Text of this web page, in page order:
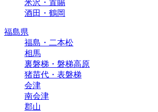
米沢・置賜
酒田・鶴岡
福島県
福島・二本松
相馬
裏磐梯・磐梯高原
猪苗代・表磐梯
会津
南会津
郡山